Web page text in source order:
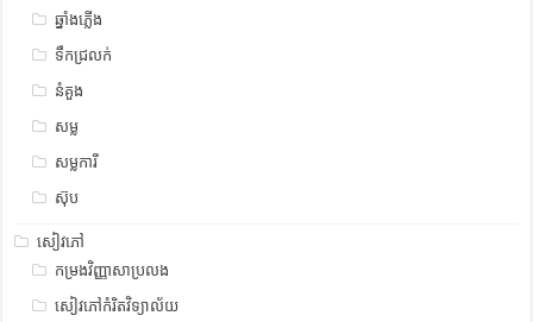
ឆ្នាំងភ្លើង
ទឹកជ្រលក់
នំគួង
សម្ល
សម្លការី
ស៊ុប
សៀវភៅ
កម្រងវិញ្ញាសាប្រលង
សៀវភៅកំរិតវិទ្យាល័យ